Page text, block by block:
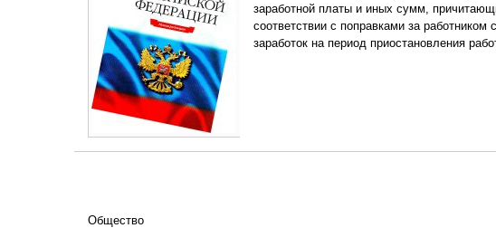
заработной платы и иных сумм,
соответствии с поправками за работником
заработок на период приостановления
Общество